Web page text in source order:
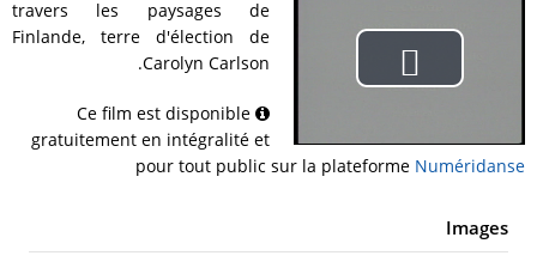
Play
Video
travers les paysages de
Finlande, terre d'élection de
Carolyn Carlson.
Ce film est disponible
gratuitement en intégralité et
pour tout public sur la plateforme Numéridanse
Images